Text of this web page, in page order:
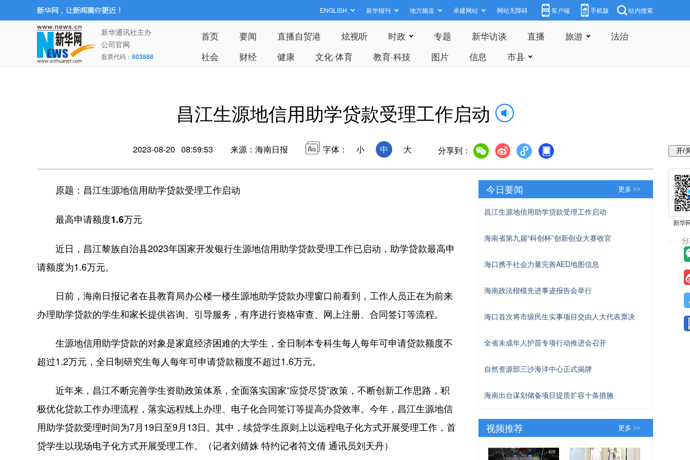
ENGLISH 新华报刊 地方频道 承建网站 网站无障碍 客户端 手机版 站内搜索
新华通讯社主办
公司官网
股票代码： 603888
首页 要闻 直播自贸港 炫视听 时政 专题 新华访谈 直播 旅游
法治
社会
财经 健康 文化·体育 教育·科技 图片 信息 市县
昌江生源地信用助学贷款受理工作启动
2023-08-20 08:59:53 来源：海南日报 字体： 小 中 大 分享到：
原题：昌江生源地信用助学贷款受理工作启动
最高申请额度1.6万元
近日，昌江黎族自治县2023年国家开发银行生源地信用助学贷款受理工作已启动，助学贷款最高申
请额度为1.6万元。
日前，海南日报记者在县教育局办公楼一楼生源地助学贷款办理窗口前看到，工作人员正在为前来
办理助学贷款的学生和家长提供咨询、引导服务，有序进行资格审查、网上注册、合同签订等流程。
生源地信用助学贷款的对象是家庭经济困难的大学生，全日制本专科生每人每年可申请贷款额度不
超过1.2万元，全日制研究生每人每年可申请贷款额度不超过1.6万元。
近年来，昌江不断完善学生资助政策体系，全面落实国家“应贷尽贷”政策，不断创新工作思路，积
极优化贷款工作办理流程，落实远程线上办理、电子化合同签订等提高办贷效率。今年，昌江生源地信
用助学贷款受理时间为7月19日至9月13日。其中，续贷学生原则上以远程电子化方式开展受理工作，首
贷学生以现场电子化方式开展受理工作。（记者刘婧姝 特约记者符文倩 通讯员刘天丹）
今日要闻 更多 >>
昌江生源地信用助学贷款受理工作启动
海南省第九届“科创杯”创新创业大赛收官
海口携手社会力量完善AED地图信息
海南政法楷模先进事迹报告会举行
海口首次将市级民生实事项目交由人大代表票决
全省未成年人护苗专项行动推进会召开
自然资源部三沙海洋中心正式揭牌
海南出台谋划储备项目提质扩容十条措施
视频推荐 更多 >>